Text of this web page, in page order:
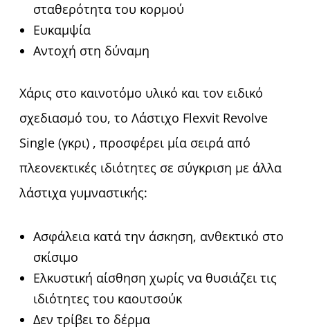
σταθερότητα του κορμού
Ευκαμψία
Αντοχή στη δύναμη
Χάρις στο καινοτόμο υλικό και τον ειδικό
σχεδιασμό του, το Λάστιχο Flexvit Revolve
Single (γκρι) , προσφέρει μία σειρά από
πλεονεκτικές ιδιότητες σε σύγκριση με άλλα
λάστιχα γυμναστικής:
Ασφάλεια κατά την άσκηση, ανθεκτικό στο
σκίσιμο
Ελκυστική αίσθηση χωρίς να θυσιάζει τις
ιδιότητες του καουτσούκ
Δεν τρίβει το δέρμα